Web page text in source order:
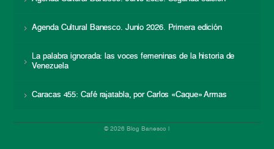
Agenda Cultural Banesco. Junio 2026. Primera edición
La palabra ignorada: las voces femeninas de la historia de
Venezuela
Caracas 455: Café rajatabla, por Carlos «Caque» Armas
© 2026 Blog Banesco |